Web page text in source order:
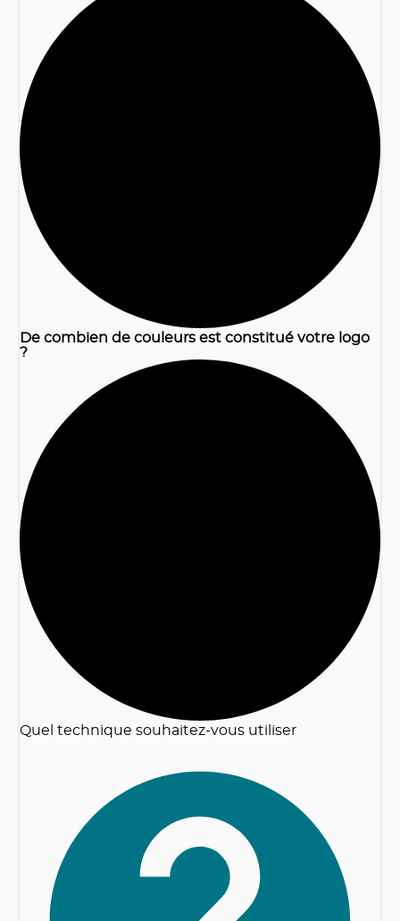
De combien de couleurs est constitué votre logo
?
Quel technique souhaitez-vous utiliser